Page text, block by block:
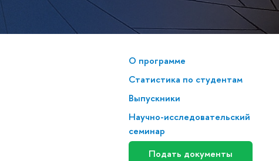
О программе
Статистика по студентам
Выпускники
Научно-исследовательский
семинар
Подать документы